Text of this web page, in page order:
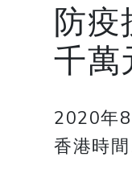
防疫
千萬
2020年8
香港時